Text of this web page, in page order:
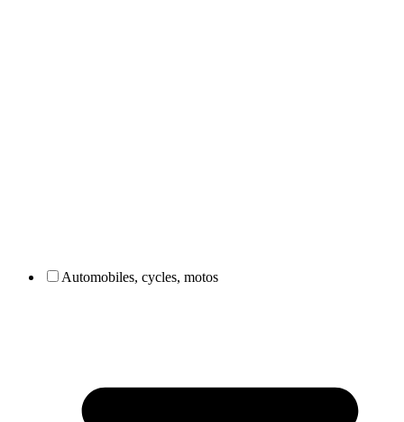
Automobiles, cycles, motos